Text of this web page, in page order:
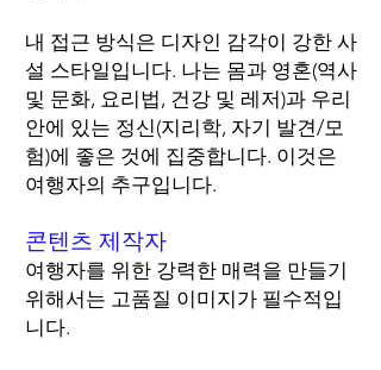
내 접근 방식은 디자인 감각이 강한 사
설 스타일입니다. 나는 몸과 영혼(역사
및 문화, 요리법, 건강 및 레저)과 우리
안에 있는 정신(지리학, 자기 발견/모
험)에 좋은 것에 집중합니다. 이것은
여행자의 추구입니다.
콘텐츠 제작자
여행자를 위한 강력한 매력을 만들기
위해서는 고품질 이미지가 필수적입
니다.